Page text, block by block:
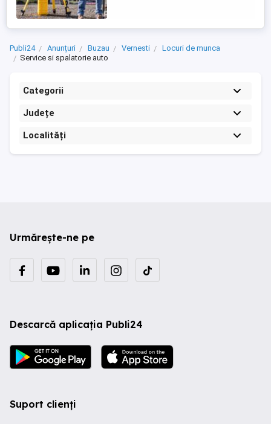
Publi24 Anunțuri Buzau Vernesti
Locuri de munca
Service si spalatorie auto
Categorii
Județe
Localități
Urmărește-ne pe
Descarcă aplicația Publi24
Suport clienți